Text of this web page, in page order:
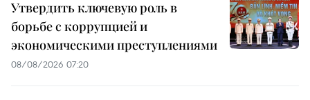
Утвердить ключевую роль в
борьбе с коррупцией и
экономическими преступлениями
08/08/2026 07:20